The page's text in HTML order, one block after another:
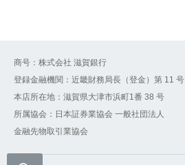
商号：株式会社 滋賀銀行
登録金融機関：近畿財務局長（登金）第 11 号
本店所在地：滋賀県大津市浜町1番 38 号
所属協会：日本証券業協会 一般社団法人
金融先物取引業協会